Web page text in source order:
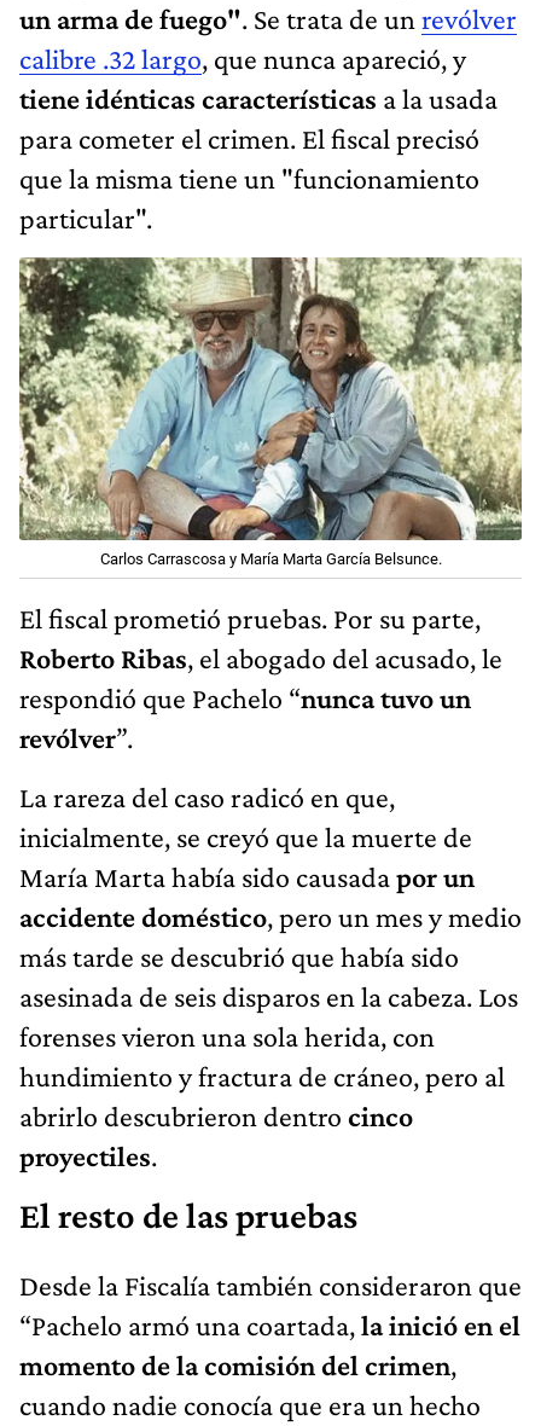
un arma de fuego". Se trata de un revólver
calibre .32 largo, que nunca apareció, y
tiene idénticas características a la usada
para cometer el crimen. El fiscal precisó
que la misma tiene un "funcionamiento
particular".
Carlos Carrascosa y María Marta García Belsunce.
El fiscal prometió pruebas. Por su parte,
Roberto Ribas, el abogado del acusado, le
respondió que Pachelo “nunca tuvo un
revólver”.
La rareza del caso radicó en que,
inicialmente, se creyó que la muerte de
María Marta había sido causadapor un
accidente doméstico, pero un mes y medio
más tarde se descubrió que había sido
asesinada de seis disparos en la cabeza. Los
forenses vieron una sola herida, con
hundimiento y fractura de cráneo, pero al
abrirlo descubrieron dentro cinco
proyectiles.
El resto de las pruebas
Desde la Fiscalía también consideraron que
“Pachelo armó una coartada,la inició en el
momento de la comisión del crimen,
cuando nadie conocía que era un hecho